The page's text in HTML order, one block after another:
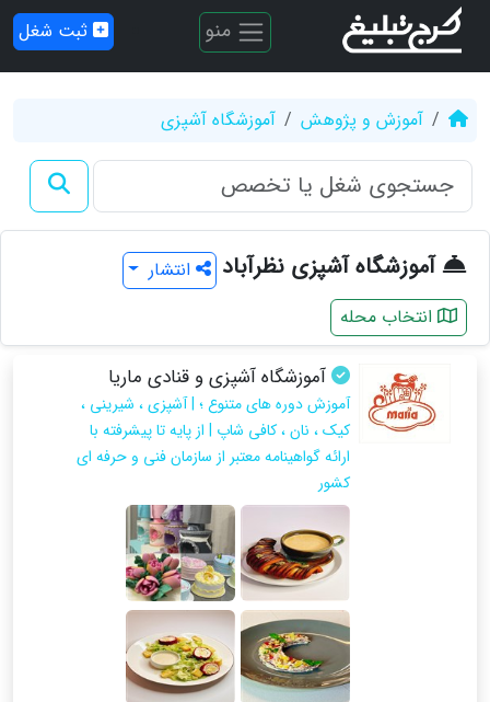
منو ثبت شغل
آموزش و پژوهش آموزشگاه آشپزی
آموزشگاه آشپزی نظرآباد
انتشار
انتخاب محله
آموزشگاه آشپزی و قنادی ماریا
آموزش دوره های متنوع ؛ | آشپزی ، شیرینی ،
کیک ، نان ، کافی شاپ | از پایه تا پیشرفته با
ارائه گواهینامه معتبر از سازمان فنی و حرفه ای
کشور